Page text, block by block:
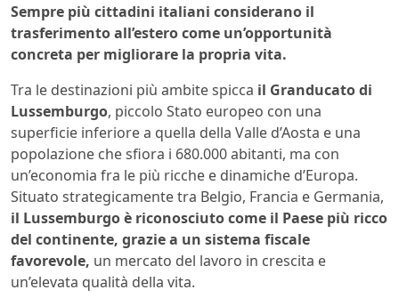
Sempre più cittadini italiani considerano il
trasferimento all’estero come un’opportunità
concreta per migliorare la propria vita.
Tra le destinazioni più ambite spicca il Granducato di
Lussemburgo, piccolo Stato europeo con una
superficie inferiore a quella della Valle d’Aosta e una
popolazione che sfiora i 680.000 abitanti, ma con
un’economia fra le più ricche e dinamiche d’Europa.
Situato strategicamente tra Belgio, Francia e Germania,
il Lussemburgo è riconosciuto come il Paese più ricco
del continente, grazie a un sistema fiscale
favorevole, un mercato del lavoro in crescita e
un’elevata qualità della vita.